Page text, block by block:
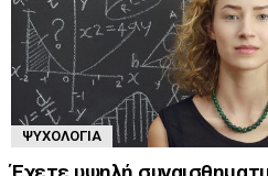
ΨΥΧΟΛΟΓΊΑ